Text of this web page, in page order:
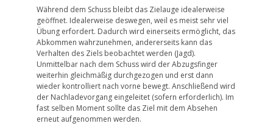
Während dem Schuss bleibt das Zielauge idealerweise
geöffnet. Idealerweise deswegen, weil es meist sehr viel
Übung erfordert. Dadurch wird einerseits ermöglicht, das
Abkommen wahrzunehmen, andererseits kann das
Verhalten des Ziels beobachtet werden (Jagd).
Unmittelbar nach dem Schuss wird der Abzugsfinger
weiterhin gleichmäßig durchgezogen und erst dann
wieder kontrolliert nach vorne bewegt. Anschließend wird
der Nachladevorgang eingeleitet (sofern erforderlich). Im
fast selben Moment sollte das Ziel mit dem Absehen
erneut aufgenommen werden.